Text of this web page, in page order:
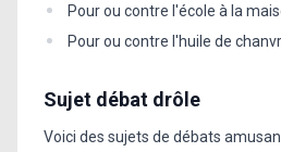
Pour ou contre l'école à la
Pour ou contre l'huile de
Sujet débat drôle
Voici des sujets de débats